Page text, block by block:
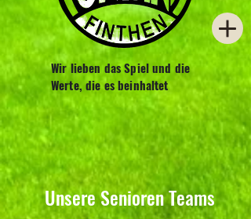
Wir lieben das Spiel und die
Werte, die es beinhaltet
Unsere Senioren Teams